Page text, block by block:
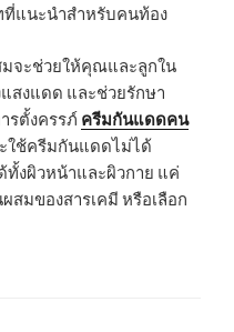
ที่แนะนำสำหรับคนท้อง
มจะช่วยให้คุณและลูกใน
สงแดด และช่วยรักษา
รตั้งครรภ์ ครีมกันแดดคน
ใช้ครีมกันแดดไม่ได้
ทั้งผิวหน้าและผิวกาย แค่
มของสารเคมี หรือเลือก